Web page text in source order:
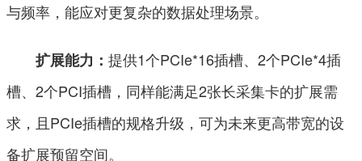
与频率，能应对更复杂的数据处理场景。
扩展能力：提供1个PCIe*16插槽、2个PCIe*4插
槽、2个PCI插槽，同样能满足2张长采集卡的扩展需
求，且PCIe插槽的规格升级，可为未来更高带宽的设
备扩展预留空间。